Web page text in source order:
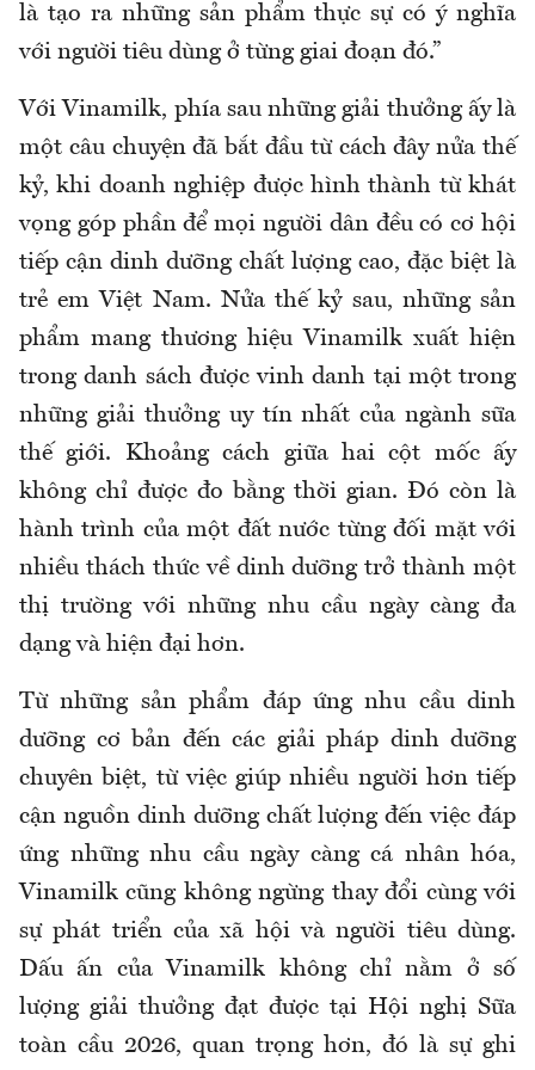
là tạo ra những sản phẩm thực sự có ý nghĩa
với người tiêu dùng ở từng giai đoạn đó.”
Với Vinamilk, phía sau những giải thưởng ấy là
một câu chuyện đã bắt đầu từ cách đây nửa thế
kỷ, khi doanh nghiệp được hình thành từ khát
vọng góp phần để mọi người dân đều có cơ hội
tiếp cận dinh dưỡng chất lượng cao, đặc biệt là
trẻ em Việt Nam. Nửa thế kỷ sau, những sản
phẩm mang thương hiệu Vinamilk xuất hiện
trong danh sách được vinh danh tại một trong
những giải thưởng uy tín nhất của ngành sữa
thế giới. Khoảng cách giữa hai cột mốc ấy
không chỉ được đo bằng thời gian. Đó còn là
hành trình của một đất nước từng đối mặt với
nhiều thách thức về dinh dưỡng trở thành một
thị trường với những nhu cầu ngày càng đa
dạng và hiện đại hơn.
Từ những sản phẩm đáp ứng nhu cầu dinh
dưỡng cơ bản đến các giải pháp dinh dưỡng
chuyên biệt, từ việc giúp nhiều người hơn tiếp
cận nguồn dinh dưỡng chất lượng đến việc đáp
ứng những nhu cầu ngày càng cá nhân hóa,
Vinamilk cũng không ngừng thay đổi cùng với
sự phát triển của xã hội và người tiêu dùng.
Dấu ấn của Vinamilk không chỉ nằm ở số
lượng giải thưởng đạt được tại Hội nghị Sữa
toàn cầu 2026, quan trọng hơn, đó là sự ghi